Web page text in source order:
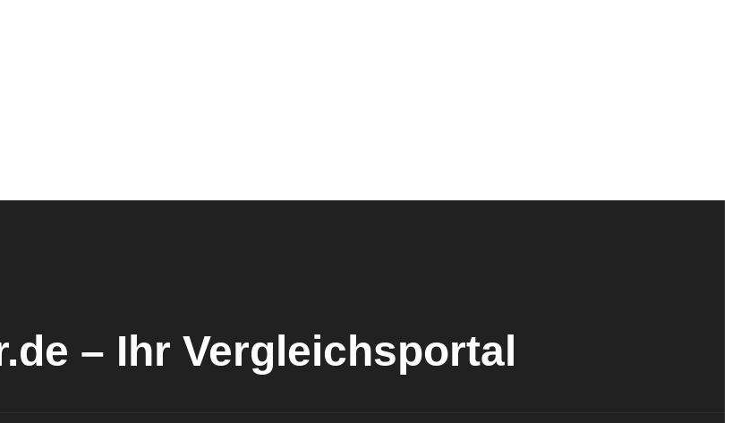
– Ihr Vergleichsportal